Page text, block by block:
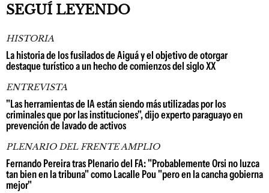
SEGUÍ LEYENDO
HISTORIA
La historia de los fusilados de Aiguá y el objetivo de otorgar
destaque turístico a un hecho de comienzos del siglo XX
ENTREVISTA
"Las herramientas de IA están siendo más utilizadas por los
criminales que por las instituciones", dijo experto paraguayo en
prevención de lavado de activos
PLENARIO DEL FRENTE AMPLIO
Fernando Pereira tras Plenario del FA: "Probablemente Orsi no luzca
tan bien en la tribuna" como Lacalle Pou "pero en la cancha gobierna
mejor"